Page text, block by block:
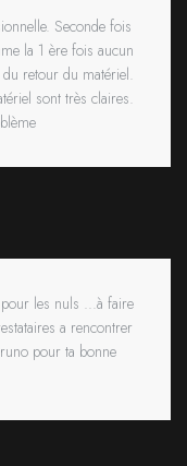
Seconde fois
la 1 ère fois aucun
retour du matériel.
sont très claires.
les nuls ...à faire
a rencontrer
pour ta bonne